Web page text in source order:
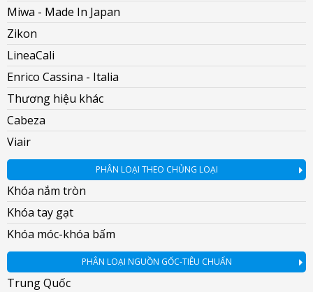
Miwa - Made In Japan
Zikon
LineaCali
Enrico Cassina - Italia
Thương hiệu khác
Cabeza
Viair
PHÂN LOẠI THEO CHỦNG LOẠI
Khóa nắm tròn
Khóa tay gạt
Khóa móc-khóa bấm
PHÂN LOẠI NGUỒN GỐC-TIÊU CHUẨN
Trung Quốc